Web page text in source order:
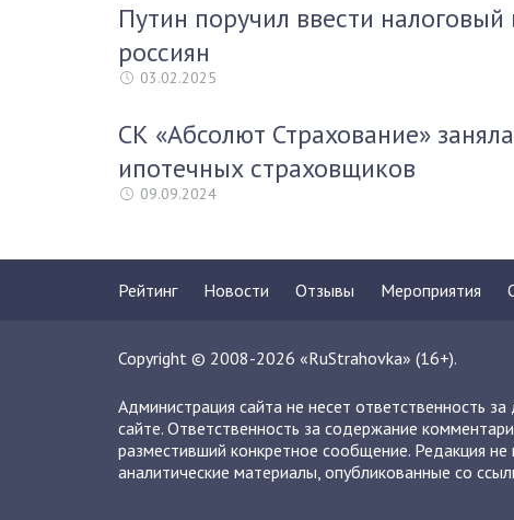
Путин поручил ввести
россиян
03.02.2025
СК «Абсолют Страхование»
ипотечных страховщиков
09.09.2024
Рейтинг Новости Отзывы Мероприятия
Copyright © 2008-2026 «RuStrahovka» (16+).
Администрация сайта не несет ответственность
сайте. Ответственность за содержание
разместивший конкретное сообщение. Редакция
аналитические материалы, опубликованные со